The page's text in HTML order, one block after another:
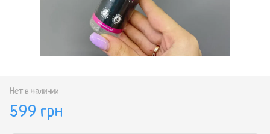
Нет в наличии
599 грн